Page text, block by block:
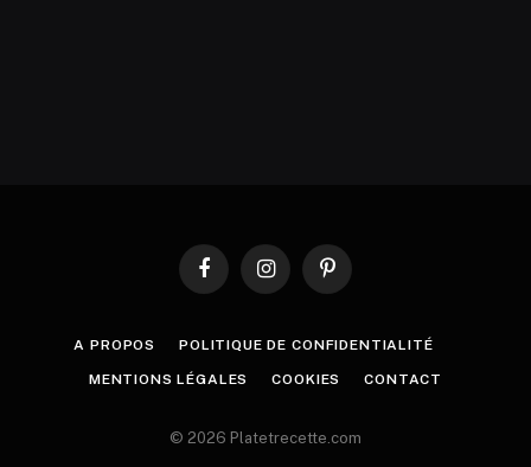
FacebookInstagramPinterest
A PROPOS POLITIQUE DE CONFIDENTIALITÉ
MENTIONS LÉGALES COOKIES CONTACT
© 2026 Platetrecette.com